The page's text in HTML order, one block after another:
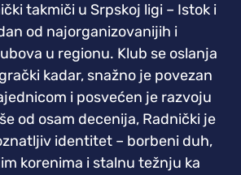
takmiči u Srpskoj ligi – Istok i
od najorganizovanijih i
u regionu. Klub se oslanja
kadar, snažno je povezan
i posvećen je razvoju
od osam decenija, Radnički je
identitet – borbeni duh,
korenima i stalnu težnju ka